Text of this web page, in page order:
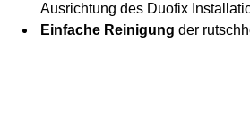
Ausrichtung des Duofix
Einfache Reinigung der